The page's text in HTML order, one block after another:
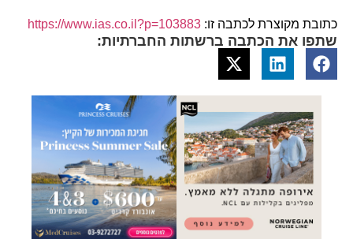
כתובת מקוצרת לכתבה זו: https://www.ias.co.il?p=103883
שתפו את הכתבה ברשתות החברתיות: